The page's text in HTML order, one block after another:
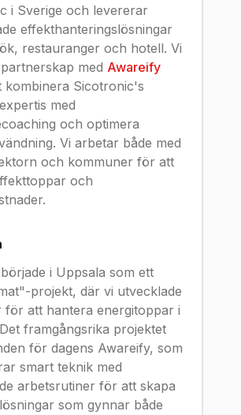
i Sverige och levererar
effekthanteringslösningar
restauranger och hotell. Vi
med Awareify
kombinera Sicotronic's
med
och optimera
Vi arbetar både med
och kommuner för att
och
i Uppsala som ett
projekt, där vi utvecklade
för att hantera energitoppar i
framgångsrika projektet
för dagens Awareify, som
smart teknik med
arbetsrutiner för att skapa
som gynnar både